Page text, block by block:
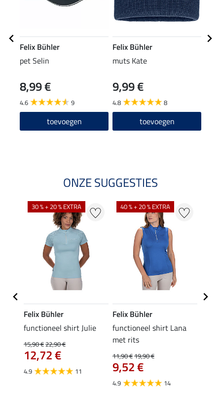
Felix Bühler
pet Selin
8,99 €
4.6 9
toevoegen
Felix Bühler
muts Kate
9,99 €
4.8 8
toevoegen
ONZE SUGGESTIES
30 % + 20 % EXTRA
Felix Bühler
functioneel shirt Julie
15,90 €22,90 €
12,72 €
4.9 11
40 % + 20 % EXTRA
Felix Bühler
functioneel shirt Lana
met rits
11,90 €19,90 €
9,52 €
4.9 14